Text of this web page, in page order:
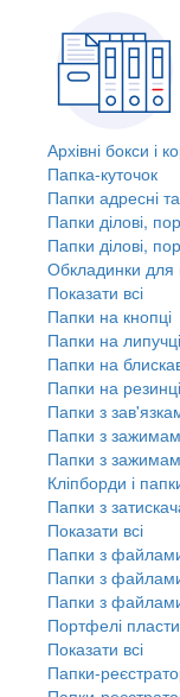
Архівні бокси і
Папка-куточок
Папки адресні та
Папки ділові,
Папки ділові,
Обкладинки для
Показати всі
Папки на кнопці
Папки на липучці
Папки на
Папки на резинці
Папки з
Папки з
Папки з
Кліпборди і
Папки з
Показати всі
Папки з
Папки з
Папки з
Портфелі
Показати всі
Папки-